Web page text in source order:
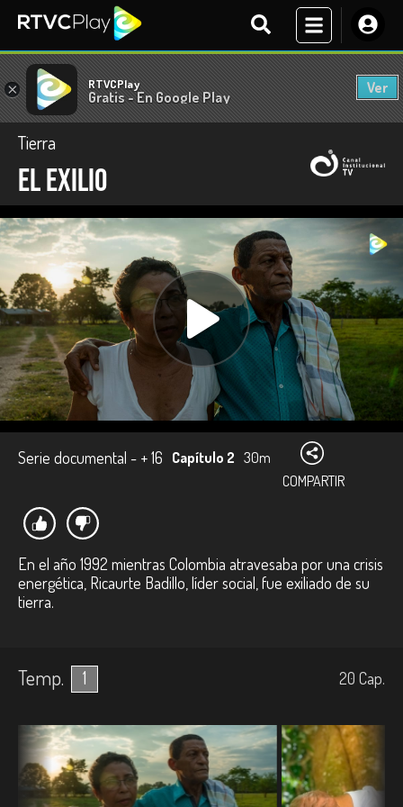
× RTVCPlay
Gratis - En Google Play
Ver
Tierra
El exilio
Serie documental - + 16 Capítulo 2 30m
COMPARTIR
En el año 1992 mientras Colombia atravesaba por una crisis
energética, Ricaurte Badillo, líder social, fue exiliado de su
tierra.
Temp. 1 20 Cap.